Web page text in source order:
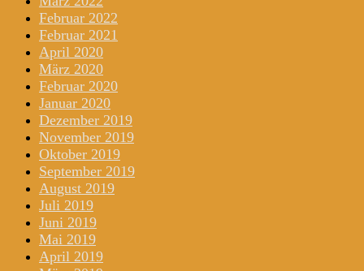
Februar 2022
Februar 2021
April 2020
März 2020
Februar 2020
Januar 2020
Dezember 2019
November 2019
Oktober 2019
September 2019
August 2019
Juli 2019
Juni 2019
Mai 2019
April 2019